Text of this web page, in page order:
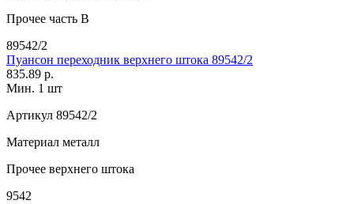
Прочее часть В
89542/2
Пуансон переходник верхнего штока 89542/2
835.89 р.
Мин. 1 шт
Артикул 89542/2
Материал металл
Прочее верхнего штока
9542